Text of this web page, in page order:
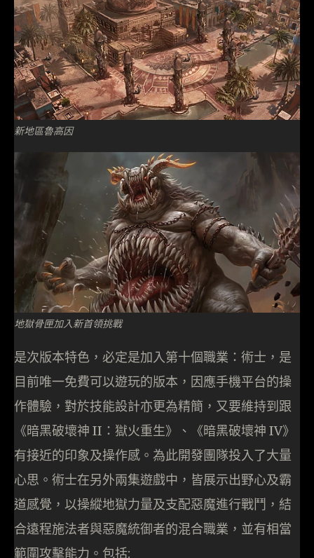
新地區魯高因
地獄骨匣加入新首領挑戰
是次版本特色，必定是加入第十個職業：術士，是
目前唯一免費可以遊玩的版本，因應手機平台的操
作體驗，對於技能設計亦更為精簡，又要維持到跟
《暗黑破壞神 II：獄火重生》、《暗黑破壞神 IV》
有接近的印象及操作感。為此開發團隊投入了大量
心思。術士在另外兩集遊戲中，皆展示出野心及霸
道感覺，以操縱地獄力量及支配惡魔進行戰鬥，結
合遠程施法者與惡魔統御者的混合職業，並有相當
範圍攻擊能力。包括: